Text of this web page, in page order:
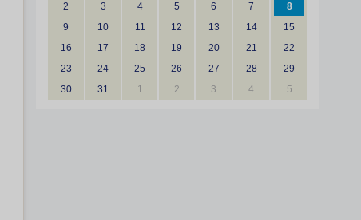
2
3 4 5 6 7
8
9
10 11 12 13 14
15
16
17 18 19 20 21
22
23
24 25 26 27 28
29
30
31 1 2 3 4 5